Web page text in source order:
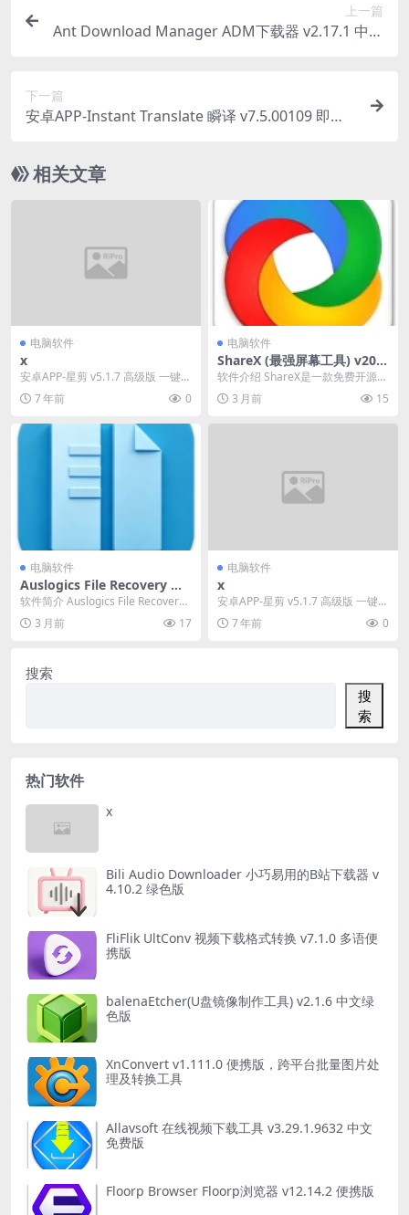
上一篇
Ant Download Manager ADM下载器 v2.17.1 中文
下一篇
安卓APP-Instant Translate 瞬译 v7.5.00109 即时
相关文章
电脑软件
x
安卓APP-星剪 v5.1.7 高级版 一键去
重短视频创作神器
7 年前 0
电脑软件
ShareX (最强屏幕工具) v20.
0.4 便携版
软件介绍 ShareX是一款免费开源专
业的图形分享工具，内置强大的截
图和编辑器。...
3 月前 15
电脑软件
Auslogics File Recovery 恢
复丢失文件 v12.2.0.6 便携版
软件简介 Auslogics File Recovery
是一款用于恢复丢失文件的...
3 月前 17
电脑软件
x
安卓APP-星剪 v5.1.7 高级版 一键去
重短视频创作神器
7 年前 0
搜索
搜
索
热门软件
x
Bili Audio Downloader 小巧易用的B站下载器 v
4.10.2 绿色版
FliFlik UltConv 视频下载格式转换 v7.1.0 多语便
携版
balenaEtcher(U盘镜像制作工具) v2.1.6 中文绿
色版
XnConvert v1.111.0 便携版，跨平台批量图片处
理及转换工具
Allavsoft 在线视频下载工具 v3.29.1.9632 中文
免费版
Floorp Browser Floorp浏览器 v12.14.2 便携版